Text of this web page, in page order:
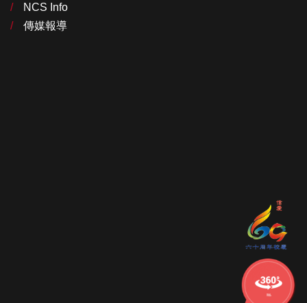
學校的
360校舍
NCS Info
傳媒報導